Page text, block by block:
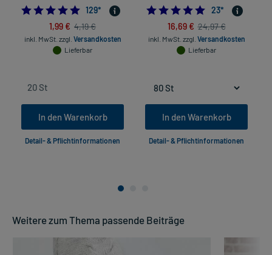
4.8062015503875966
129*
1,99 € 4,19 €
inkl. MwSt. zzgl. Versandkosten
Lieferbar
In den Warenkorb
Detail- & Pflichtinformationen
23*
16,69 € 24,97 €
inkl. MwSt. zzgl. Versandkosten
Lieferbar
In den Warenkorb
Detail- & Pflichtinformationen
Weitere zum Thema passende Beiträge